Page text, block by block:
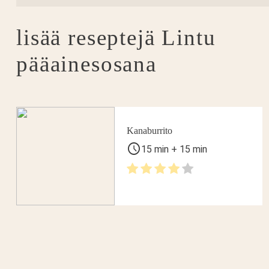
lisää reseptejä Lintu
pääainesosana
Kanaburrito
schedule15 min + 15 min